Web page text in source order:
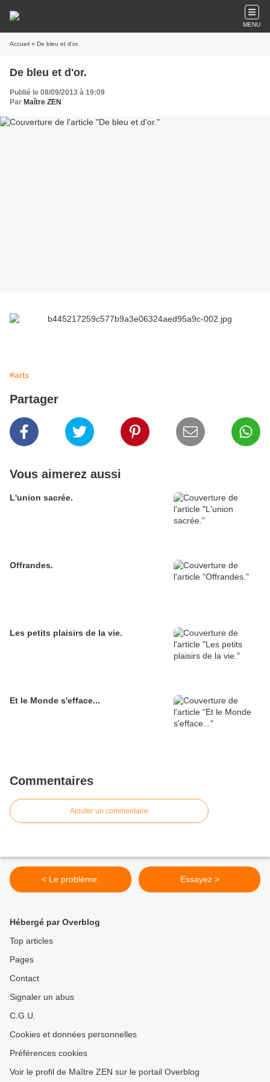
MENU
Accueil » De bleu et d'or.
De bleu et d'or.
Publié le 08/09/2013 à 19:09
Par Maître ZEN
#arts
Partager
Vous aimerez aussi
L'union sacrée.
Offrandes.
Les petits plaisirs de la vie.
Et le Monde s'efface...
Commentaires
Ajouter un commentaire
< Le problème. Essayez >
Hébergé par Overblog
Top articles
Pages
Contact
Signaler un abus
C.G.U.
Cookies et données personnelles
Préférences cookies
Voir le profil de Maître ZEN sur le portail Overblog